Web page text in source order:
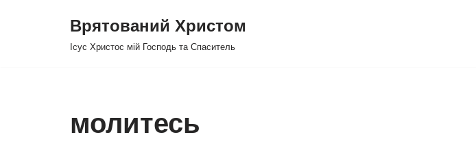
Врятований Христом
Ісус Христос мій Господь та Спаситель
молитесь